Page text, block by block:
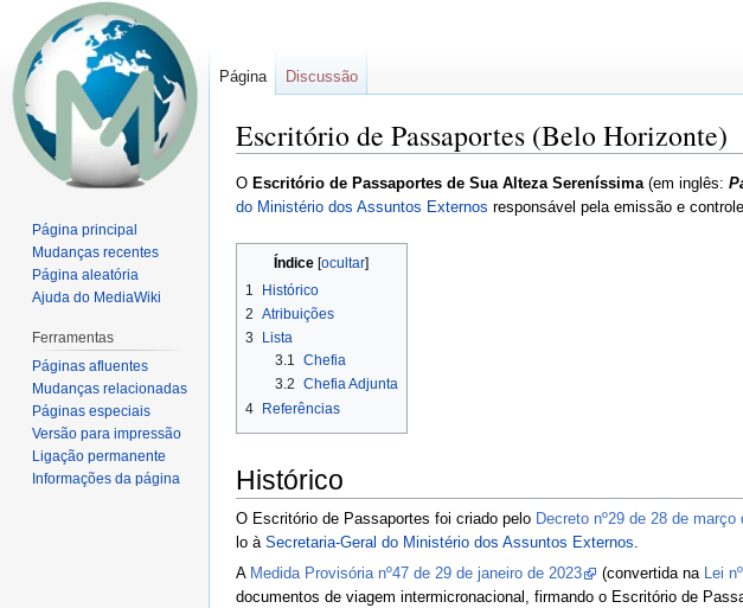
Escritório de Passaportes (Belo Horizonte)
Ir
para
Ir
para
O Escritório de Passaportes de Sua Alteza Sereníssima(em inglês:
do Ministério dos Assuntos Externos responsável pela emissão e
Índice
1
Histórico
2 Atribuições
3
Lista
3.1 Chefia
3.2 Chefia Adjunta
4 Referências
Histórico
O Escritório de Passaportes foi criado pelo Decreto nº29 de 28 de março
lo à Secretaria-Geral do Ministério dos Assuntos Externos
A Medida Provisória nº47 de 29 de janeiro de 2023 (convertida na Lei
documentos de viagem intermicronacional, firmando o Escritório de
Página Discussão
Página principal
Mudanças recentes
Página aleatória
Ajuda do MediaWiki
Ferramentas
Páginas afluentes
Mudanças relacionadas
Páginas especiais
Versão para impressão
Ligação permanente
Informações da página